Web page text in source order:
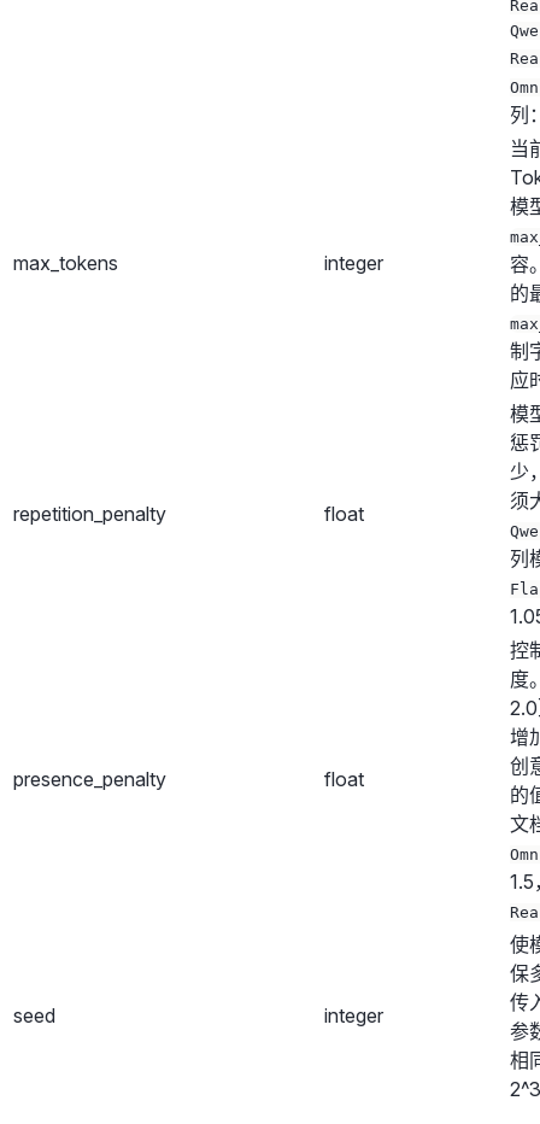
列
max_tokens integer
当
模
容
的
制
应
repetition_penalty float
模
惩
少
须
列
presence_penalty float
控
度
增
创
的
文
1.5
seed integer
使
保
传
参
相